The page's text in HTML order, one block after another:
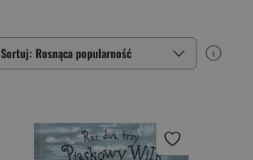
Sortuj: Rosnąca popularność